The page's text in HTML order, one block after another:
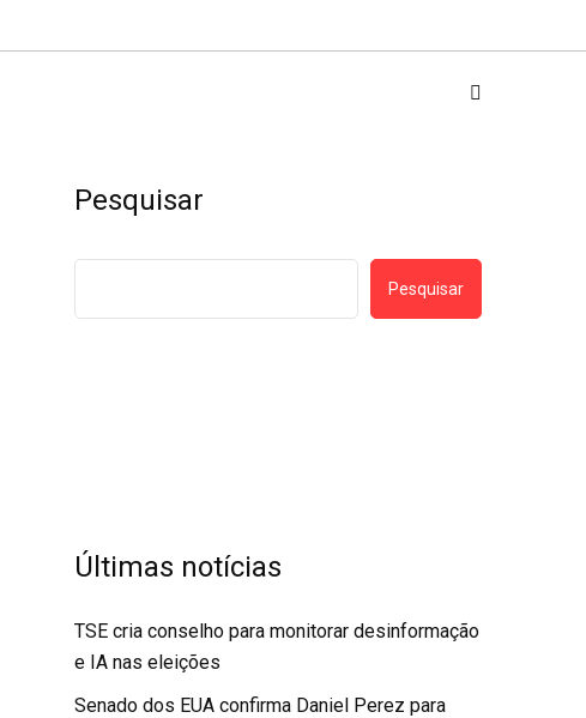
Pesquisar
Pesquisar
Últimas notícias
TSE cria conselho para monitorar desinformação
e IA nas eleições
Senado dos EUA confirma Daniel Perez para